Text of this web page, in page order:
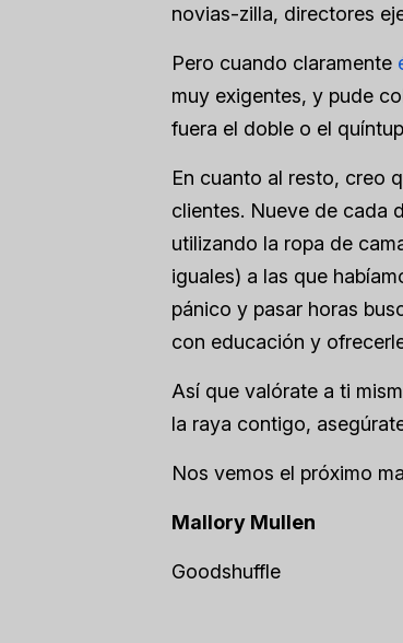
novias-zilla, directores
Pero cuando claramente
muy exigentes, y pude
fuera el doble o el
En cuanto al resto, creo
clientes. Nueve de cada
utilizando la ropa de
iguales) a las que
pánico y pasar horas
con educación y
Así que valórate a ti
la raya contigo,
Nos vemos el próximo
Mallory Mullen
Goodshuffle